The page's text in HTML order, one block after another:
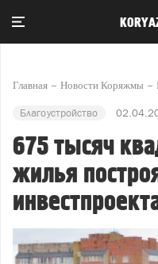
Главная Новости Коряжмы
Благоустройство
675 тысяч
жилья